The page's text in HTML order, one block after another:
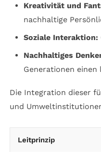
Kreativität und
nachhaltige
Soziale Interaktion:
Nachhaltiges
Generationen
Die Integration dieser
und
Leitprinzip